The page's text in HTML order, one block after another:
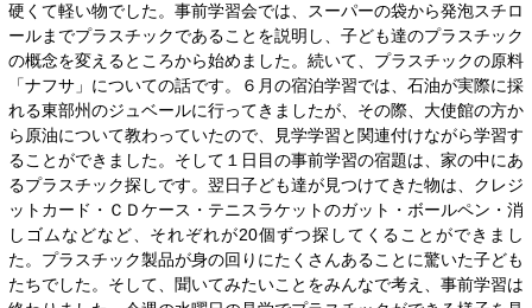
硬くて軽い物でした。事前学習会では、スーパーの袋から発泡スチロ
ールまでプラスチックであることを説明し、子ども達のプラスチック
の概念を変えるところから始めました。続いて、プラスチックの原料
「ナフサ」についての話です。６月の宿泊学習では、石油が実際に採
れる東部州のジュベールに行ってきましたが、その際、大使館の方か
ら原油について教わっていたので、見学学習と関連付けながら学習す
ることができました。そして１日目の事前学習の宿題は、家の中にあ
るプラスチック探しです。翌日子ども達が見つけてきた物は、クレジ
ットカード・ＣＤケース・テニスラケットのガット・ボールペン・消
しゴムなどなど、それぞれが20個ずつ探してくることができまし
た。プラスチック製品が身の回りにたくさんあることに驚いた子ども
たちでした。そして、聞いてみたいことをみんなで考え、事前学習は